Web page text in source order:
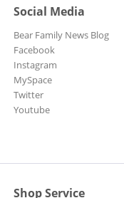
Social Media
Bear Family News Blog
Facebook
Instagram
MySpace
Twitter
Youtube
Shop Service